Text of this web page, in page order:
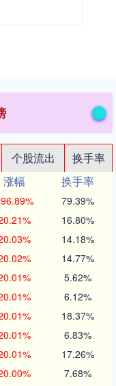
个股流出
换手率
涨幅
换手率
79.39%
16.80%
14.18%
14.77%
5.62%
6.12%
18.37%
6.83%
17.26%
7.68%